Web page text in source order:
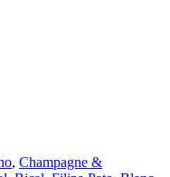
, Champagne &